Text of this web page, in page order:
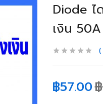
Diode ไ
เงิน
฿57.00฿